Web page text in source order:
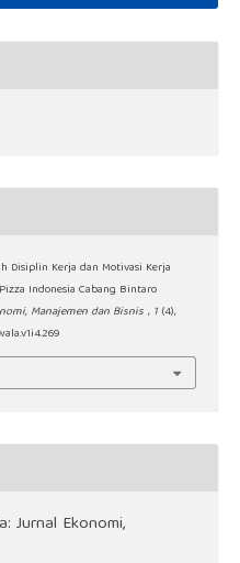
Disiplin Kerja dan Motivasi Kerja
Indonesia Cabang Bintaro
Manajemen dan Bisnis , 1 (4),
Jurnal Ekonomi,